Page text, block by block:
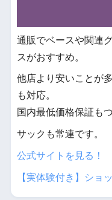
通販でベースや関連
スがおすすめ。
他店より安いことが
も対応。
国内最低価格保証も
サックも常連です。
公式サイトを見る！
【実体験付き】ショ